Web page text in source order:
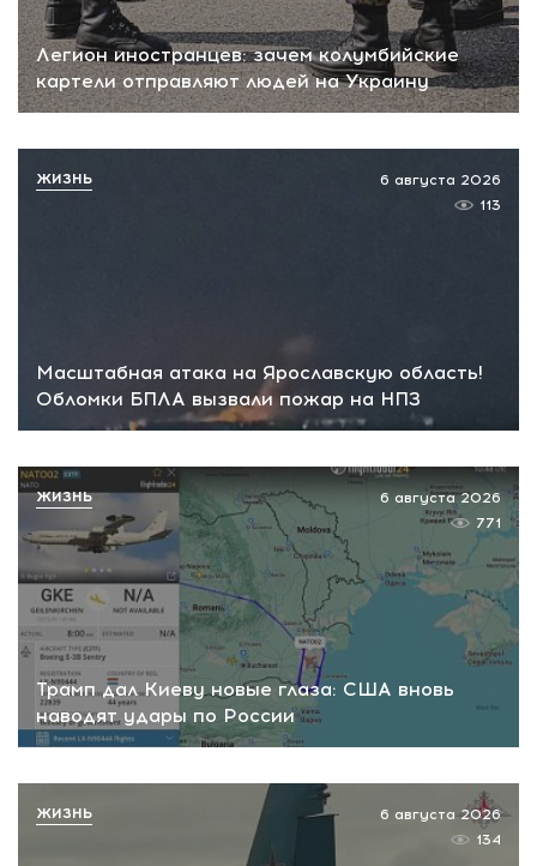
Легион иностранцев: зачем колумбийские
картели отправляют людей на Украину
Масштабная атака на Ярославскую область!
Обломки БПЛА вызвали пожар на НПЗ
6 августа 2026
113
ЖИЗНЬ
Трамп дал Киеву новые глаза: США вновь
наводят удары по России
6 августа 2026
771
ЖИЗНЬ
6 августа 2026
134
ЖИЗНЬ